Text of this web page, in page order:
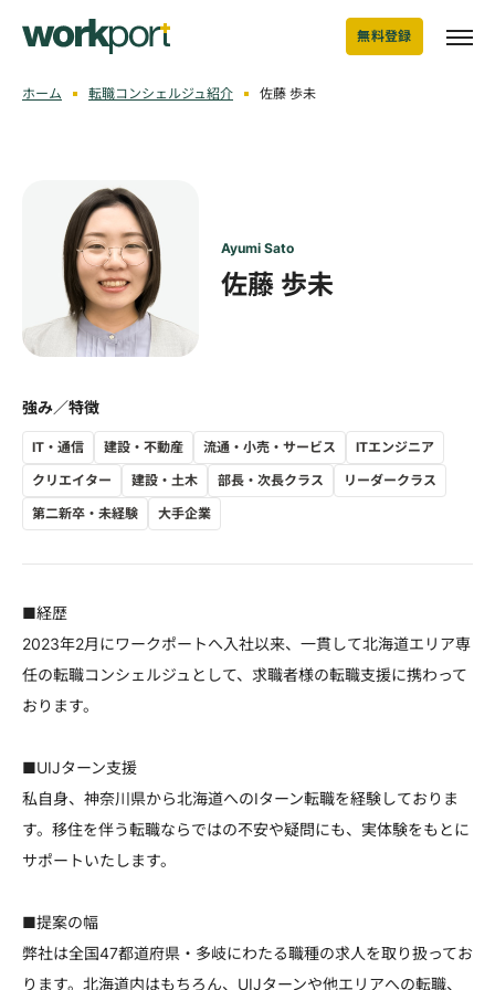
無料登録
ホーム 転職コンシェルジュ紹介 佐藤 歩未
Ayumi Sato
佐藤 歩未
強み／特徴
IT・通信 建設・不動産 流通・小売・サービス
ITエンジニア
クリエイター
建設・土木 部長・次長クラス
リーダークラス
第二新卒・未経験
大手企業
■経歴
2023年2月にワークポートへ入社以来、一貫して北海道エリア専
任の転職コンシェルジュとして、求職者様の転職支援に携わって
おります。
■UIJターン支援
私自身、神奈川県から北海道へのIターン転職を経験しておりま
す。移住を伴う転職ならではの不安や疑問にも、実体験をもとに
サポートいたします。
■提案の幅
弊社は全国47都道府県・多岐にわたる職種の求人を取り扱ってお
ります。北海道内はもちろん、UIJターンや他エリアへの転職、